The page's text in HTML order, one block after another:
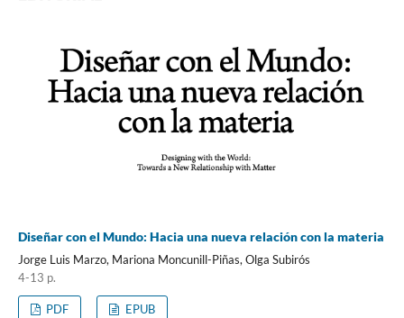
Diseñar con el Mundo: Hacia una nueva relación con la materia
Jorge Luis Marzo, Mariona Moncunill-Piñas, Olga Subirós
4-13 p.
PDF EPUB